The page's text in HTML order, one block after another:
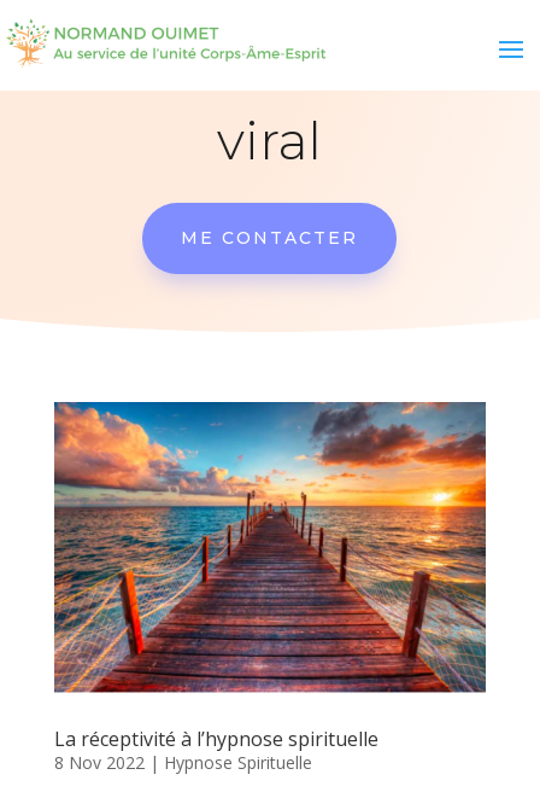
viral
ME CONTACTER
La réceptivité à l’hypnose spirituelle
8 Nov 2022 | Hypnose Spirituelle